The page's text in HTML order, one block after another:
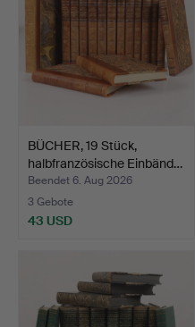
BÜCHER, 19 Stück,
halbfranzösische Einbänd…
Beendet 6. Aug 2026
3 Gebote
43 USD